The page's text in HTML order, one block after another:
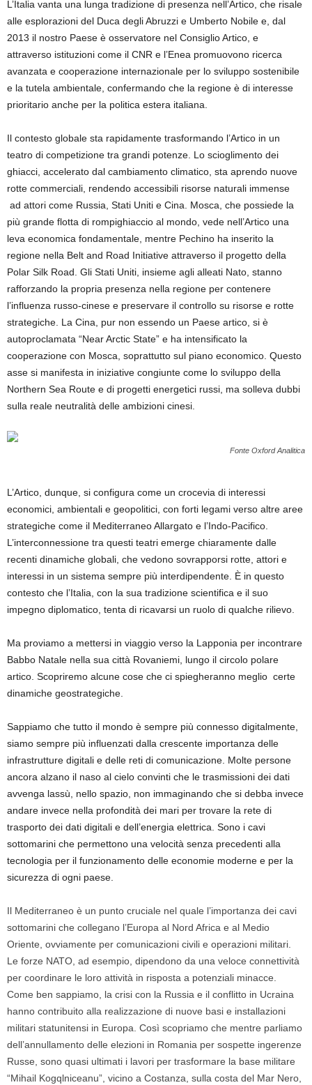
L’Italia vanta una lunga tradizione di presenza nell’Artico, che risale
alle esplorazioni del Duca degli Abruzzi e Umberto Nobile e, dal
2013 il nostro Paese è osservatore nel Consiglio Artico, e
attraverso istituzioni come il CNR e l’Enea promuovono ricerca
avanzata e cooperazione internazionale per lo sviluppo sostenibile
e la tutela ambientale, confermando che la regione è di interesse
prioritario anche per la politica estera italiana.
Il contesto globale sta rapidamente trasformando l’Artico in un
teatro di competizione tra grandi potenze. Lo scioglimento dei
ghiacci, accelerato dal cambiamento climatico, sta aprendo nuove
rotte commerciali, rendendo accessibili risorse naturali immense
ad attori come Russia, Stati Uniti e Cina. Mosca, che possiede la
più grande flotta di rompighiaccio al mondo, vede nell’Artico una
leva economica fondamentale, mentre Pechino ha inserito la
regione nella Belt and Road Initiative attraverso il progetto della
Polar Silk Road. Gli Stati Uniti, insieme agli alleati Nato, stanno
rafforzando la propria presenza nella regione per contenere
l’influenza russo-cinese e preservare il controllo su risorse e rotte
strategiche. La Cina, pur non essendo un Paese artico, si è
autoproclamata “Near Arctic State” e ha intensificato la
cooperazione con Mosca, soprattutto sul piano economico. Questo
asse si manifesta in iniziative congiunte come lo sviluppo della
Northern Sea Route e di progetti energetici russi, ma solleva dubbi
sulla reale neutralità delle ambizioni cinesi.
Fonte Oxford Analitica
L’Artico, dunque, si configura come un crocevia di interessi
economici, ambientali e geopolitici, con forti legami verso altre aree
strategiche come il Mediterraneo Allargato e l’Indo-Pacifico.
L’interconnessione tra questi teatri emerge chiaramente dalle
recenti dinamiche globali, che vedono sovrapporsi rotte, attori e
interessi in un sistema sempre più interdipendente. È in questo
contesto che l’Italia, con la sua tradizione scientifica e il suo
impegno diplomatico, tenta di ricavarsi un ruolo di qualche rilievo.
Ma proviamo a mettersi in viaggio verso la Lapponia per incontrare
Babbo Natale nella sua città Rovaniemi, lungo il circolo polare
artico. Scopriremo alcune cose che ci spiegheranno meglio certe
dinamiche geostrategiche.
Sappiamo che tutto il mondo è sempre più connesso digitalmente,
siamo sempre più influenzati dalla crescente importanza delle
infrastrutture digitali e delle reti di comunicazione. Molte persone
ancora alzano il naso al cielo convinti che le trasmissioni dei dati
avvenga lassù, nello spazio, non immaginando che si debba invece
andare invece nella profondità dei mari per trovare la rete di
trasporto dei dati digitali e dell’energia elettrica. Sono i cavi
sottomarini che permettono una velocità senza precedenti alla
tecnologia per il funzionamento delle economie moderne e per la
sicurezza di ogni paese.
Il Mediterraneo è un punto cruciale nel quale l’importanza dei cavi
sottomarini che collegano l’Europa al Nord Africa e al Medio
Oriente, ovviamente per comunicazioni civili e operazioni militari.
Le forze NATO, ad esempio, dipendono da una veloce connettività
per coordinare le loro attività in risposta a potenziali minacce.
Come ben sappiamo, la crisi con la Russia e il conflitto in Ucraina
hanno contribuito alla realizzazione di nuove basi e installazioni
militari statunitensi in Europa. Così scopriamo che mentre parliamo
dell’annullamento delle elezioni in Romania per sospette ingerenze
Russe, sono quasi ultimati i lavori per trasformare la base militare
“Mihail Kogqlniceanu”, vicino a Costanza, sulla costa del Mar Nero,